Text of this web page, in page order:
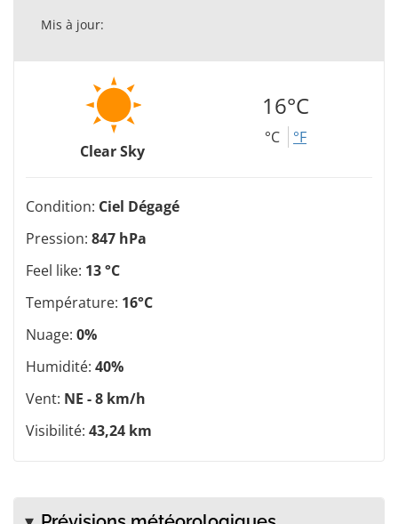
Mis à jour:
Clear Sky
16°C
°C °F
Condition: Ciel Dégagé
Pression: 847 hPa
Feel like: 13 °C
Température: 16°C
Nuage: 0%
Humidité: 40%
Vent: NE - 8 km/h
Visibilité: 43,24 km